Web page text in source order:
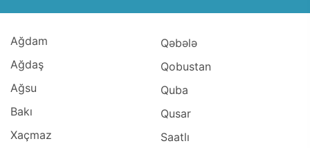
Ağdam
Ağdaş
Ağsu
Bakı
Xaçmaz
Qəbələ
Qobustan
Quba
Qusar
Saatlı